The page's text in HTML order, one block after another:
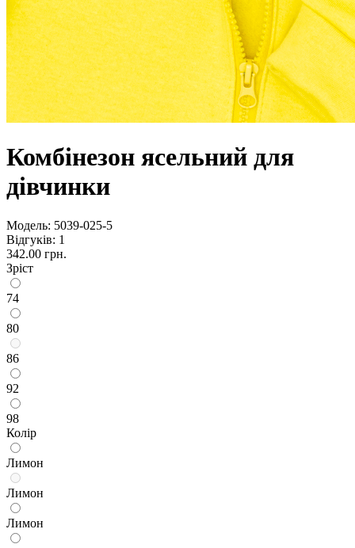
Комбінезон ясельний для
дівчинки
Модель: 5039-025-5
Відгуків: 1
342.00 грн.
Зріст
74
80
86
92
98
Колір
Лимон
Лимон
Лимон